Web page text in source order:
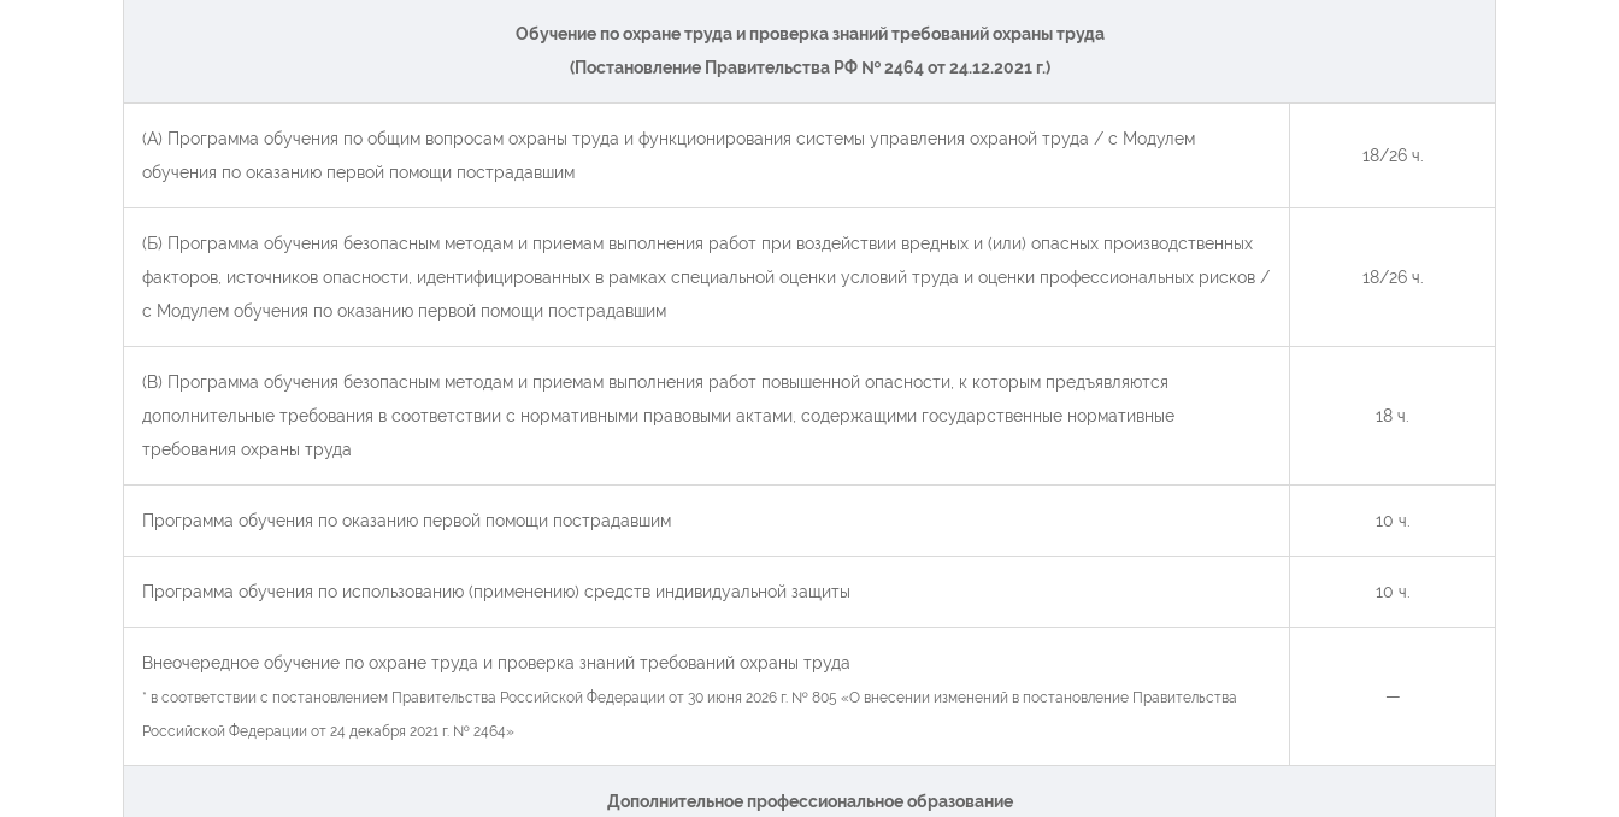
Обучение по охране труда и проверка знаний требований охраны труда
(Постановление Правительства РФ № 2464 от 24.12.2021 г.)
(А) Программа обучения по общим вопросам охраны труда и функционирования системы управления охраной труда / с Модулем
обучения по оказанию первой помощи пострадавшим
18/26 ч.
(Б) Программа обучения безопасным методам и приемам выполнения работ при воздействии вредных и (или) опасных производственных
факторов, источников опасности, идентифицированных в рамках специальной оценки условий труда и оценки профессиональных рисков /
с Модулем обучения по оказанию первой помощи пострадавшим
18/26 ч.
(В) Программа обучения безопасным методам и приемам выполнения работ повышенной опасности, к которым предъявляются
дополнительные требования в соответствии с нормативными правовыми актами, содержащими государственные нормативные
требования охраны труда
18 ч.
Программа обучения по оказанию первой помощи пострадавшим 10 ч.
Программа обучения по использованию (применению) средств индивидуальной защиты 10 ч.
Внеочередное обучение по охране труда и проверка знаний требований охраны труда
* в соответствии с постановлением Правительства Российской Федерации от 30 июня 2026 г. № 805 «О внесении изменений в постановление Правительства
Российской Федерации от 24 декабря 2021 г. № 2464»
—
Дополнительное профессиональное образование